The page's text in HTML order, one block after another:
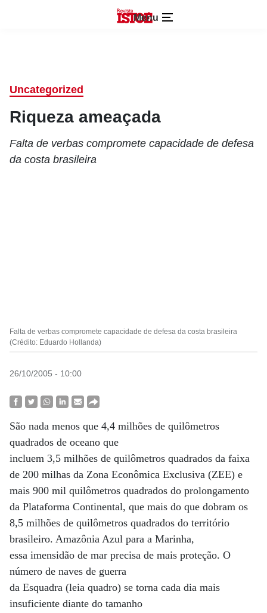
Menu
Uncategorized
Riqueza ameaçada
Falta de verbas compromete capacidade de defesa
da costa brasileira
Falta de verbas compromete capacidade de defesa da costa brasileira
(Crédito: Eduardo Hollanda)
26/10/2005 - 10:00
São nada menos que 4,4 milhões de quilômetros
quadrados de oceano que
incluem 3,5 milhões de quilômetros quadrados da faixa
de 200 milhas da Zona Econômica Exclusiva (ZEE) e
mais 900 mil quilômetros quadrados do prolongamento
da Plataforma Continental, que mais do que dobram os
8,5 milhões de quilômetros quadrados do território
brasileiro. Amazônia Azul para a Marinha,
essa imensidão de mar precisa de mais proteção. O
número de naves de guerra
da Esquadra (leia quadro) se torna cada dia mais
insuficiente diante do tamanho